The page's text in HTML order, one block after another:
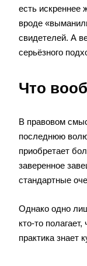
есть искреннее
вроде
свидетелей. А
серьёзного
Что
В правовом
последнюю волю
приобретает
заверенное
стандартные
Однако одно
кто-то
практика знает